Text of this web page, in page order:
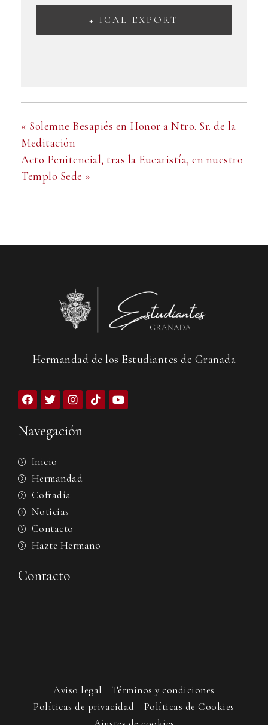
+ ICAL EXPORT
« Solemne Besapiés en Honor a Ntro. Sr. de la
Meditación
Acto Penitencial, tras la Eucaristía, en nuestro
Templo Sede »
Hermandad de los Estudiantes de Granada
Navegación
Inicio
Hermandad
Cofradía
Noticias
Contacto
Hazte Hermano
Contacto
Aviso legal
Términos y condiciones
Políticas de privacidad
Políticas de Cookies